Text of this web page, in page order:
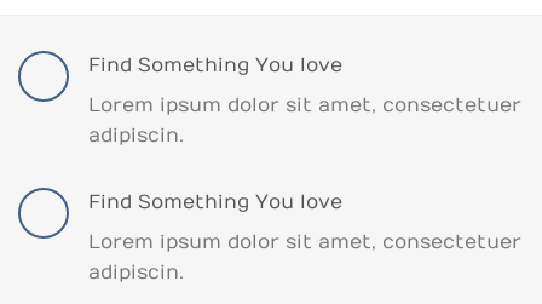
Find Something You love
Lorem ipsum dolor sit amet, consectetuer
adipiscin.
Find Something You love
Lorem ipsum dolor sit amet, consectetuer
adipiscin.